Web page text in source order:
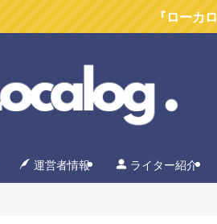
『ローカログ』の
運営者情報 ライター紹介